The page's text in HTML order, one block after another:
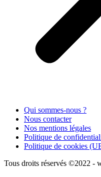
Qui sommes-nous ?
Nous contacter
Nos mentions légales
Politique de
Politique de cookies
Tous droits réservés ©2022 -